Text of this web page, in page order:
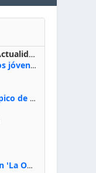
El Observador de la Actualidad
El agradecimiento de los jóvenes al Papa: «Hoy nos sentimos Iglesia»
Goran Tomašević, olímpico de waterpolo: «Al terminar el Camino de Santiago entregué mi vida a Cristo; hablé con Dios y le dije: ‘Estoy listo; estoy a tu servicio. Puedo llevar lo que sea necesario para ti’»
Tres horas atrapado con 'La Odisea' de Nolan